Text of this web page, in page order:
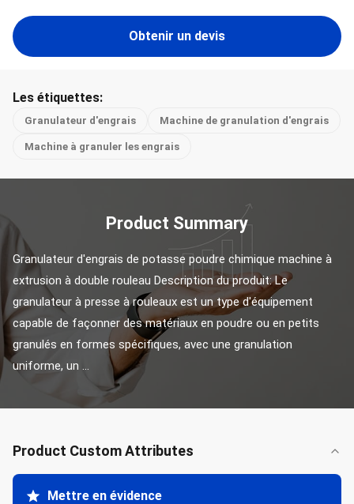
Obtenir un devis
Les étiquettes:
Granulateur d'engrais Machine de granulation d'engrais
Machine à granuler les engrais
Product Summary
Granulateur d'engrais de potasse poudre chimique machine à
extrusion à double rouleau Description du produit: Le
granulateur à presse à rouleaux est un type d'équipement
capable de façonner des matériaux en poudre ou en petits
granulés en formes spécifiques, avec une granulation
uniforme, un ...
Product Custom Attributes
Mettre en évidence